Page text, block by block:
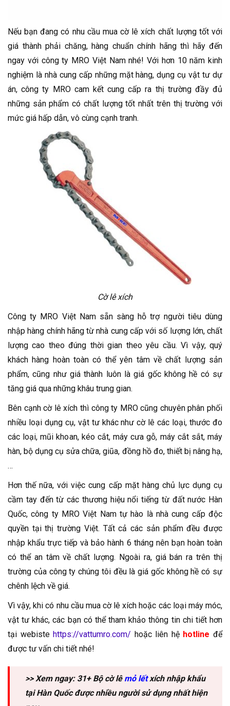
Nếu bạn đang có nhu cầu mua cờ lê xích chất lượng tốt với
giá thành phải chăng, hàng chuẩn chính hãng thì hãy đến
ngay với công ty MRO Việt Nam nhé! Với hơn 10 năm kinh
nghiệm là nhà cung cấp những mặt hàng, dụng cụ vật tư dự
án, công ty MRO cam kết cung cấp ra thị trường đầy đủ
những sản phẩm có chất lượng tốt nhất trên thị trường với
mức giá hấp dẫn, vô cùng cạnh tranh.
Cờ lê xích
Công ty MRO Việt Nam sẵn sàng hỗ trợ người tiêu dùng
nhập hàng chính hãng từ nhà cung cấp với số lượng lớn, chất
lượng cao theo đúng thời gian theo yêu cầu. Vì vậy, quý
khách hàng hoàn toàn có thể yên tâm về chất lượng sản
phẩm, cũng như giá thành luôn là giá gốc không hề có sự
tăng giá qua những khâu trung gian.
Bên cạnh cờ lê xích thì công ty MRO cũng chuyên phân phối
nhiều loại dụng cụ, vật tư khác như cờ lê các loại, thước đo
các loại, mũi khoan, kéo cắt, máy cưa gỗ, máy cắt sắt, máy
hàn, bộ dụng cụ sửa chữa, giũa, đồng hồ đo, thiết bị nâng hạ,
…
Hơn thế nữa, với việc cung cấp mặt hàng chủ lực dụng cụ
cầm tay đến từ các thương hiệu nổi tiếng từ đất nước Hàn
Quốc, công ty MRO Việt Nam tự hào là nhà cung cấp độc
quyền tại thị trường Việt. Tất cả các sản phẩm đều được
nhập khẩu trực tiếp và bảo hành 6 tháng nên bạn hoàn toàn
có thể an tâm về chất lượng. Ngoài ra, giá bán ra trên thị
trường của công ty chúng tôi đều là giá gốc không hề có sự
chênh lệch về giá.
Vì vậy, khi có nhu cầu mua cờ lê xích hoặc các loại máy móc,
vật tư khác, các bạn có thể tham khảo thông tin chi tiết hơn
tại webistehttps://vattumro.com/ hoặc liên hệ hotline để
được tư vấn chi tiết nhé!
>> Xem ngay: 31+ Bộ cờ lê mỏ lếtxích nhập khẩu
tại Hàn Quốc được nhiều người sử dụng nhất hiện